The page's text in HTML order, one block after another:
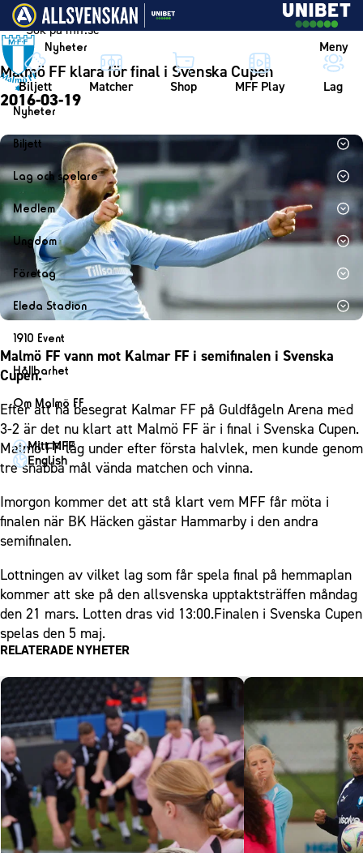
Vidare till innehållet
Nyheter Meny
Biljett Matcher Shop MFF Play Lag
Nyheter
Nyheter
Kalender
Biljett
Biljett
Årskort herr
Årskort dam
Mitt MFF
Biljetter till bortamatcher
Biljettvillkor
Lag och spelare
Lag
Herrlaget
Spelare
Ledarstab
Damlaget
Spelare
Ledarstab
Medlem
Medlemskap i Malmö FF
Årsmöte 2026
Ungdom
MFF Ungdom
Sommarfotboll
Skånecupen
Fotbollsskolan
Fotbollsnätverket
P19
F19
P17
F17
Malmö Trophy
Företag
Bli företagspartner
Nätverket
Klubbstolar
Partner dam
Eleda Stadion
Eleda Stadion
Erics Bar & Restaurang
Matchdag på Eleda Stadion
MFF-museet & rundvandringar
1910 Event
1910 Event
Konferens
Möte
Mässa
Sommarfest
Julshow
Inspiration
Vanliga frågor om 1910 Event
Hållbarhet
Hållbarhet
Himmelsblå framtid – en match för miljön
MFF i samhället
Laget för alla
Nattfotboll
Himmelsblå Tillsammans
Karriärakademin
Grundskolefotboll mot rasismer
Skolakademier
Fonder
Om Malmö FF
Om Malmö FF
Kontakt
Historik – herrlaget
Historik – damlaget
Policydokument
Personuppgiftspolicy
Mitt MFF
English
Malmö FF klara för final i Svenska Cupen
2016-03-19
Malmö FF vann mot Kalmar FF i semifinalen i Svenska
Cupen.
Efter att ha besegrat Kalmar FF på Guldfågeln Arena med
3-2 är det nu klart att Malmö FF är i final i Svenska Cupen.
Malmö FF låg under efter första halvlek, men kunde genom
tre snabba mål vända matchen och vinna.
Imorgon kommer det att stå klart vem MFF får möta i
finalen när BK Häcken gästar Hammarby i den andra
semifinalen.
Lottningen av vilket lag som får spela final på hemmaplan
kommer att ske på den allsvenska upptaktsträffen måndag
den 21 mars. Lotten dras vid 13:00.Finalen i Svenska Cupen
spelas den 5 maj.
RELATERADE NYHETER